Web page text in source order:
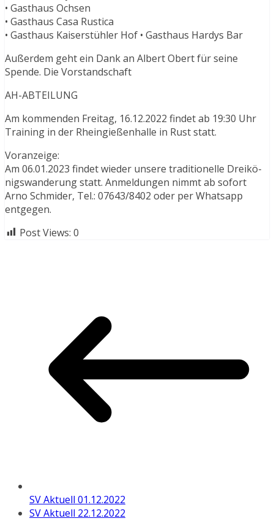
• Gasthaus Ochsen
• Gasthaus Casa Rustica
• Gasthaus Kaiserstühler Hof • Gasthaus Hardys Bar
Außerdem geht ein Dank an Albert Obert für seine
Spende. Die Vorstandschaft
AH-ABTEILUNG
Am kommenden Freitag, 16.12.2022 findet ab 19:30 Uhr
Training in der Rheingießenhalle in Rust statt.
Voranzeige:
Am 06.01.2023 findet wieder unsere traditionelle Dreikö-
nigswanderung statt. Anmeldungen nimmt ab sofort
Arno Schmider, Tel.: 07643/8402 oder per Whatsapp
entgegen.
Post Views: 0
SV Aktuell 01.12.2022
SV Aktuell 22.12.2022